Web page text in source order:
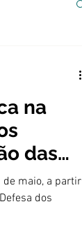
na
das
maio, a partir
dos